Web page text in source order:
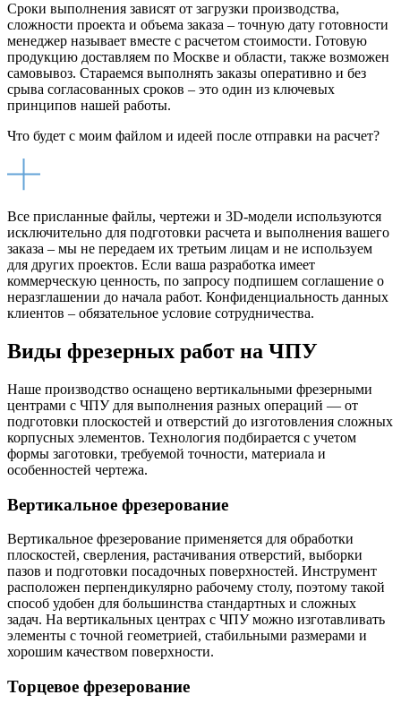
Сроки выполнения зависят от загрузки производства,
сложности проекта и объема заказа – точную дату готовности
менеджер называет вместе с расчетом стоимости. Готовую
продукцию доставляем по Москве и области, также возможен
самовывоз. Стараемся выполнять заказы оперативно и без
срыва согласованных сроков – это один из ключевых
принципов нашей работы.
Что будет с моим файлом и идеей после отправки на расчет?
Все присланные файлы, чертежи и 3D-модели используются
исключительно для подготовки расчета и выполнения вашего
заказа – мы не передаем их третьим лицам и не используем
для других проектов. Если ваша разработка имеет
коммерческую ценность, по запросу подпишем соглашение о
неразглашении до начала работ. Конфиденциальность данных
клиентов – обязательное условие сотрудничества.
Виды фрезерных работ на ЧПУ
Наше производство оснащено вертикальными фрезерными
центрами с ЧПУ для выполнения разных операций — от
подготовки плоскостей и отверстий до изготовления сложных
корпусных элементов. Технология подбирается с учетом
формы заготовки, требуемой точности, материала и
особенностей чертежа.
Вертикальное фрезерование
Вертикальное фрезерование применяется для обработки
плоскостей, сверления, растачивания отверстий, выборки
пазов и подготовки посадочных поверхностей. Инструмент
расположен перпендикулярно рабочему столу, поэтому такой
способ удобен для большинства стандартных и сложных
задач. На вертикальных центрах с ЧПУ можно изготавливать
элементы с точной геометрией, стабильными размерами и
хорошим качеством поверхности.
Торцевое фрезерование